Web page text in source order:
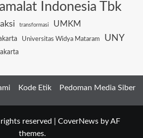
Indonesia Tbk
transformasi UMKM
Universitas Widya Mataram UNY
Kode Etik Pedoman Media Siber
reserved CoverNewsby AF
themes.